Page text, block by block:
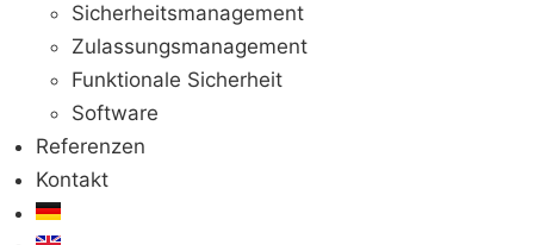
Sicherheitsmanagement
Zulassungsmanagement
Funktionale Sicherheit
Software
Referenzen
Kontakt